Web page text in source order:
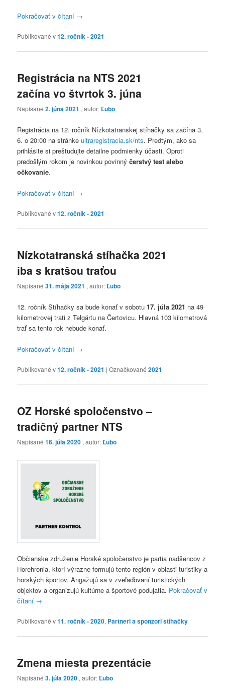
Pokračovať v čítaní →
Publikované v12. ročník - 2021
Registrácia na NTS 2021
začína vo štvrtok 3. júna
Napísané2. júna 2021 , autor: Ľubo
Registrácia na 12. ročník Nízkotatranskej stíhačky sa začína 3.
6. o 20:00 na stránkeultraregistracia.sk/nts. Predtým, ako sa
prihlásite si preštudujte detailne podmienky účasti. Oproti
predošlým rokom je novinkou povinnýčerstvý test alebo
očkovanie.
Pokračovať v čítaní →
Publikované v12. ročník - 2021
Nízkotatranská stíhačka 2021
iba s kratšou traťou
Napísané31. mája 2021 , autor: Ľubo
12. ročník Stíhačky sa bude konať v sobotu17. júla 2021 na 49
kilometrovej trati z Telgártu na Čertovicu. Hlavná 103 kilometrová
trať sa tento rok nebude konať.
Pokračovať v čítaní →
Publikované v12. ročník - 2021 |Označkované 2021
OZ Horské spoločenstvo –
tradičný partner NTS
Napísané16. júla 2020 , autor: Ľubo
Občianske združenie Horské spoločenstvo je partia nadšencov z
Horehronia, ktorí výrazne formujú tento región v oblasti turistiky a
horských športov. Angažujú sa v zveľaďovaní turistických
objektov a organizujú kultúrne a športové podujatia. Pokračovať v
čítaní →
Publikované v11. ročník - 2020, Partneri a sponzori stíhačky
Zmena miesta prezentácie
Napísané3. júla 2020 , autor: Ľubo